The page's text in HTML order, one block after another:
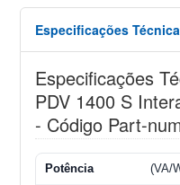
Especificações
Especificações
PDV 1400 S
- Código Part-
Potência (VA/